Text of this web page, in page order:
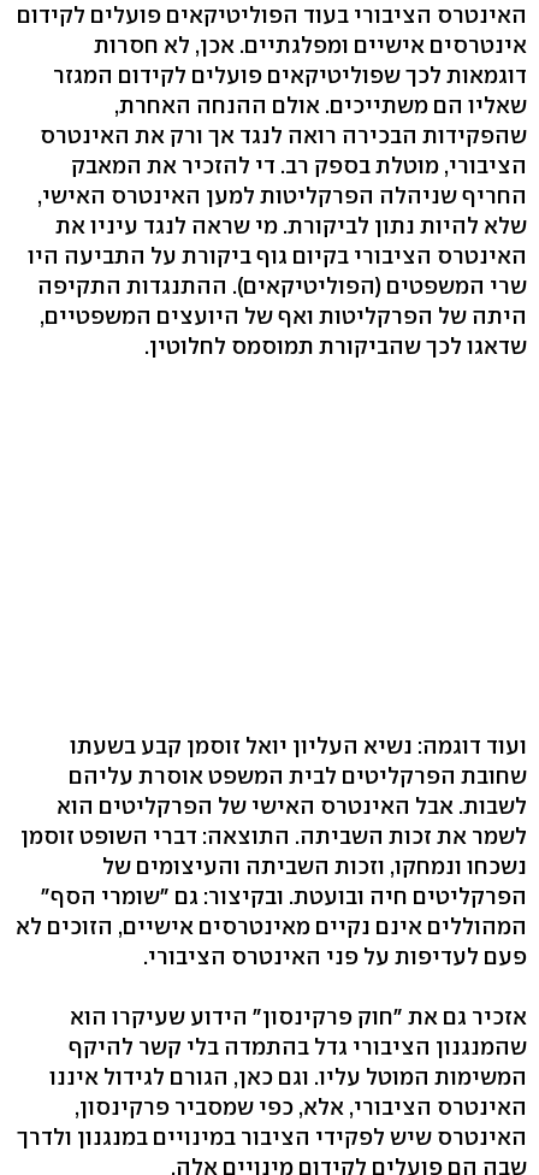
האינטרס הציבורי בעוד הפוליטיקאים פועלים לקידום
אינטרסים אישיים ומפלגתיים. אכן, לא חסרות
דוגמאות לכך שפוליטיקאים פועלים לקידום המגזר
שאליו הם משתייכים. אולם ההנחה האחרת,
שהפקידות הבכירה רואה לנגד אך ורק את האינטרס
הציבורי, מוטלת בספק רב. די להזכיר את המאבק
החריף שניהלה הפרקליטות למען האינטרס האישי,
שלא להיות נתון לביקורת. מי שראה לנגד עיניו את
האינטרס הציבורי בקיום גוף ביקורת על התביעה היו
שרי המשפטים (הפוליטיקאים). ההתנגדות התקיפה
היתה של הפרקליטות ואף של היועצים המשפטיים,
שדאגו לכך שהביקורת תמוסמס לחלוטין.
ועוד דוגמה: נשיא העליון יואל זוסמן קבע בשעתו
שחובת הפרקליטים לבית המשפט אוסרת עליהם
לשבות. אבל האינטרס האישי של הפרקליטים הוא
לשמר את זכות השביתה. התוצאה: דברי השופט זוסמן
נשכחו ונמחקו, וזכות השביתה והעיצומים של
הפרקליטים חיה ובועטת. ובקיצור: גם "שומרי הסף"
המהוללים אינם נקיים מאינטרסים אישיים, הזוכים לא
פעם לעדיפות על פני האינטרס הציבורי.
אזכיר גם את "חוק פרקינסון" הידוע שעיקרו הוא
שהמנגנון הציבורי גדל בהתמדה בלי קשר להיקף
המשימות המוטל עליו. וגם כאן, הגורם לגידול איננו
האינטרס הציבורי, אלא, כפי שמסביר פרקינסון,
האינטרס שיש לפקידי הציבור במינויים במנגנון ולדרך
שבה הם פועלים לקידום מינויים אלה.